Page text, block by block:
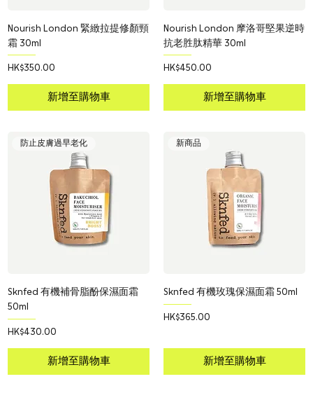
Nourish London 緊緻拉提修顏頸
霜 30ml
價格
HK$350.00
新增至購物車
Nourish London 摩洛哥堅果逆時
抗老胜肽精華 30ml
價格
HK$450.00
新增至購物車
防止皮膚過早老化
Sknfed 有機補骨脂酚保濕面霜
50ml
價格
HK$430.00
新增至購物車
新商品
Sknfed 有機玫瑰保濕面霜 50ml
價格
HK$365.00
新增至購物車